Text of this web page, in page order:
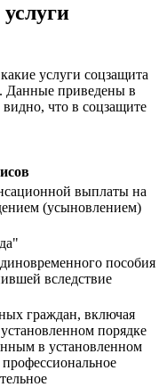
услуги соцзащита
Данные приведены в
что в соцзащите
выплаты на
(усыновлением)
пособия
вследствие
граждан, включая
порядке
в установленном